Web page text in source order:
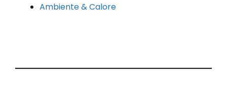
Ambiente & Calore